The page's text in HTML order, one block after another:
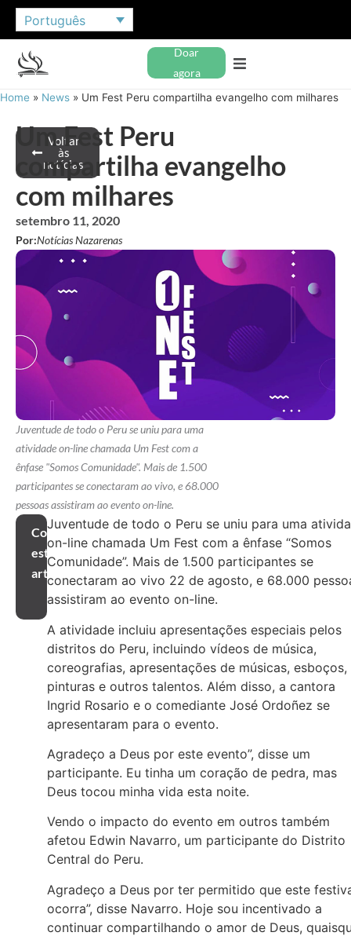
Português
Doar
agora
Home » News » Um Fest Peru compartilha evangelho com milhares
Voltar
às
notícias
Um Fest Peru
compartilha evangelho
com milhares
setembro 11, 2020
Por:Notícias Nazarenas
Juventude de todo o Peru se uniu para uma
atividade on-line chamada Um Fest com a
ênfase "Somos Comunidade". Mais de 1.500
participantes se conectaram ao vivo, e 68.000
pessoas assistiram ao evento on-line.
Compartilhar
este
artigo
Juventude de todo o Peru se uniu para uma
on-line chamada Um Fest com a ênfase “Somos
Comunidade”. Mais de 1.500 participantes se
conectaram ao vivo 22 de agosto, e 68.000
assistiram ao evento on-line.
A atividade incluiu apresentações especiais pelos
distritos do Peru, incluindo vídeos de música,
coreografias, apresentações de músicas, esboços,
pinturas e outros talentos. Além disso, a cantora
Ingrid Rosario e o comediante José Ordoñez se
apresentaram para o evento.
Agradeço a Deus por este evento”, disse um
participante. Eu tinha um coração de pedra, mas
Deus tocou minha vida esta noite.
Vendo o impacto do evento em outros também
afetou Edwin Navarro, um participante do Distrito
Central do Peru.
Agradeço a Deus por ter permitido que este
ocorra”, disse Navarro. Hoje sou incentivado a
continuar compartilhando o amor de Deus,